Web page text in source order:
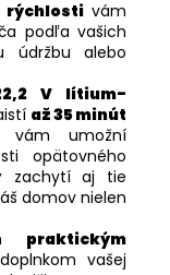
rýchlosti vám
podľa vašich
údržbu alebo
V lítium-
až 35 minút
umožní
opätovného
zachytí aj tie
domov nielen
praktickým
vašej